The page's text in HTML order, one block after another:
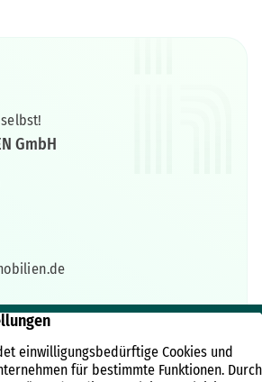
GmbH
ÜBER UNS RECHTLICHES